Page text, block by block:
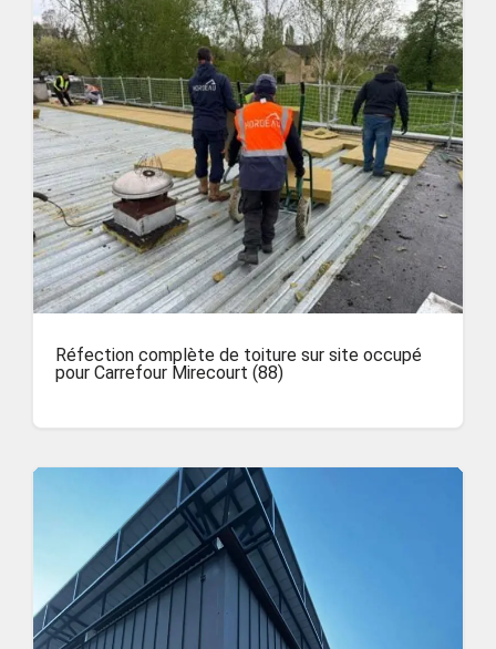
Réfection complète de toiture sur site occupé
pour Carrefour Mirecourt (88)